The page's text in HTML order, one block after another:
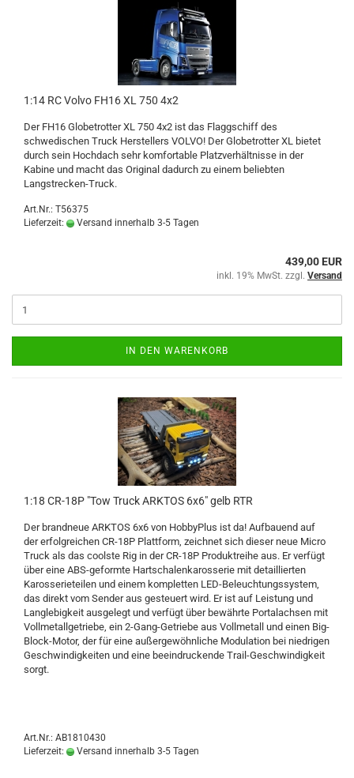
1:14 RC Volvo FH16 XL 750 4x2
Der FH16 Globetrotter XL 750 4x2 ist das Flaggschiff des
schwedischen Truck Herstellers VOLVO! Der Globetrotter XL bietet
durch sein Hochdach sehr komfortable Platzverhältnisse in der
Kabine und macht das Original dadurch zu einem beliebten
Langstrecken-Truck.
Art.Nr.: T56375
Lieferzeit:
Versand innerhalb 3-5 Tagen
439,00 EUR
inkl. 19% MwSt. zzgl. Versand
IN DEN WARENKORB
1:18 CR-18P "Tow Truck ARKTOS 6x6" gelb RTR
Der brandneue ARKTOS 6x6 von HobbyPlus ist da! Aufbauend auf
der erfolgreichen CR-18P Plattform, zeichnet sich dieser neue Micro
Truck als das coolste Rig in der CR-18P Produktreihe aus. Er verfügt
über eine ABS-geformte Hartschalenkarosserie mit detaillierten
Karosserieteilen und einem kompletten LED-Beleuchtungssystem,
das direkt vom Sender aus gesteuert wird. Er ist auf Leistung und
Langlebigkeit ausgelegt und verfügt über bewährte Portalachsen mit
Vollmetallgetriebe, ein 2-Gang-Getriebe aus Vollmetall und einen Big-
Block-Motor, der für eine außergewöhnliche Modulation bei niedrigen
Geschwindigkeiten und eine beeindruckende Trail-Geschwindigkeit
sorgt.
Art.Nr.: AB1810430
Lieferzeit:
Versand innerhalb 3-5 Tagen